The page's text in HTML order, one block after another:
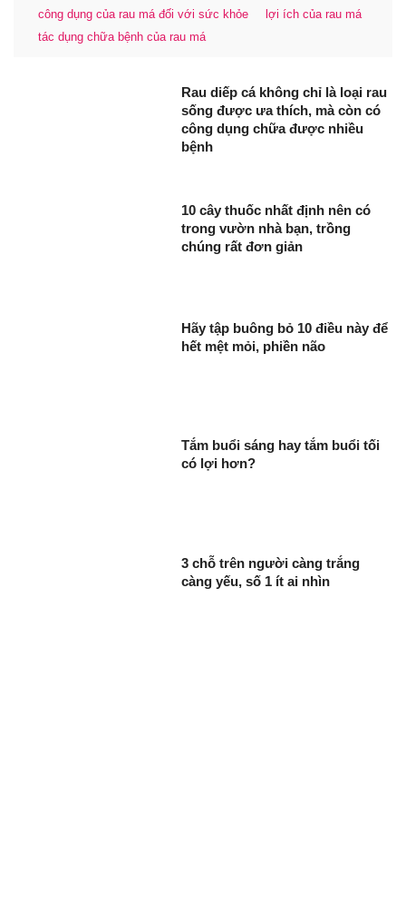
công dụng của rau má đối với sức khỏe
lợi ích của rau má
tác dụng chữa bệnh của rau má
Rau diếp cá không chỉ là loại rau
sống được ưa thích, mà còn có
công dụng chữa được nhiều
bệnh
10 cây thuốc nhất định nên có
trong vườn nhà bạn, trồng
chúng rất đơn giản
Hãy tập buông bỏ 10 điều này để
hết mệt mỏi, phiền não
Tắm buổi sáng hay tắm buổi tối
có lợi hơn?
3 chỗ trên người càng trắng
càng yếu, số 1 ít ai nhìn